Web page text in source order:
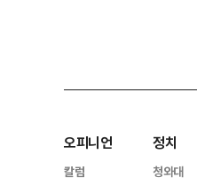
오피니언
칼럼
정치
청와대